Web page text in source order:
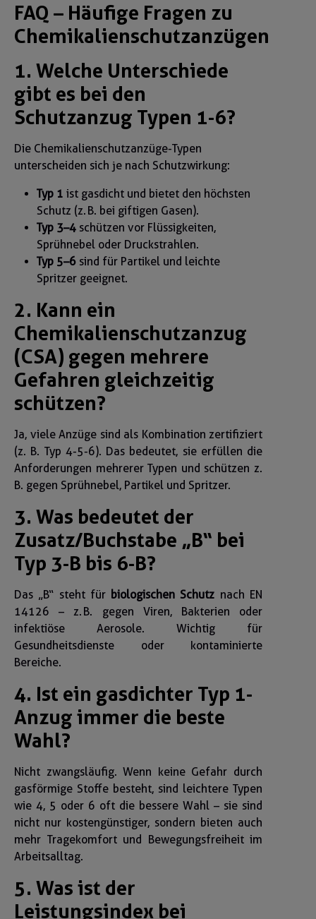
FAQ – Häufige Fragen zu
Chemikalienschutzanzügen
1. Welche Unterschiede
gibt es bei den
Schutzanzug Typen 1-6?
Die Chemikalienschutzanzüge-Typen
unterscheiden sich je nach Schutzwirkung:
Typ 1 ist gasdicht und bietet den höchsten
Schutz (z. B. bei giftigen Gasen).
Typ 3–4 schützen vor Flüssigkeiten,
Sprühnebel oder Druckstrahlen.
Typ 5–6 sind für Partikel und leichte
Spritzer geeignet.
2. Kann ein
Chemikalienschutzanzug
(CSA) gegen mehrere
Gefahren gleichzeitig
schützen?
Ja, viele Anzüge sind als Kombination zertifiziert
(z. B. Typ 4-5-6). Das bedeutet, sie erfüllen die
Anforderungen mehrerer Typen und schützen z.
B. gegen Sprühnebel, Partikel und Spritzer.
3. Was bedeutet der
Zusatz/Buchstabe „B“ bei
Typ 3-B bis 6-B?
Das „B“ steht für biologischen Schutz nach EN
14126 – z. B. gegen Viren, Bakterien oder
infektiöse Aerosole. Wichtig für
Gesundheitsdienste oder kontaminierte
Bereiche.
4. Ist ein gasdichter Typ 1-
Anzug immer die beste
Wahl?
Nicht zwangsläufig. Wenn keine Gefahr durch
gasförmige Stoffe besteht, sind leichtere Typen
wie 4, 5 oder 6 oft die bessere Wahl – sie sind
nicht nur kostengünstiger, sondern bieten auch
mehr Tragekomfort und Bewegungsfreiheit im
Arbeitsalltag.
5. Was ist der
Leistungsindex bei